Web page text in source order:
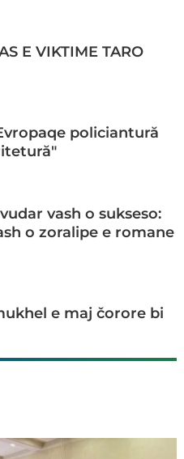
E VIKTIME TARO
policiantură
vash o sukseso:
o zoralipe e romane
e maj čorore bi